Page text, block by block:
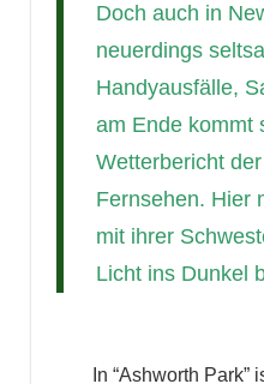
Doch auch in
neuerdings
Handyausfälle,
am Ende kommt
Wetterbericht
Fernsehen. Hier
mit ihrer
Licht ins Dunkel
In “Ashworth